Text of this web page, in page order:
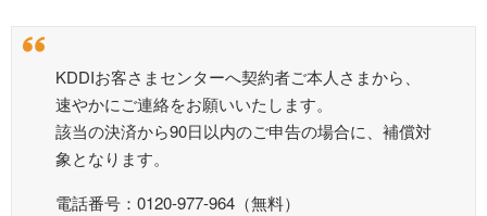
KDDIお客さまセンターへ契約者ご本人さまから、
速やかにご連絡をお願いいたします。
該当の決済から90日以内のご申告の場合に、補償対
象となります。
電話番号：0120-977-964（無料）